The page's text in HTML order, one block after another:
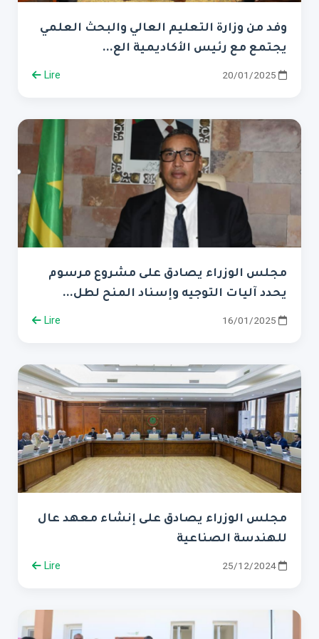
وفد من وزارة التعليم العالي والبحث العلمي
يجتمع مع رئيس الأكاديمية الع...
20/01/2025
Lire
مجلس الوزراء يصادق على مشروع مرسوم
يحدد آليات التوجيه وإسناد المنح لطل...
16/01/2025
Lire
مجلس الوزراء يصادق على إنشاء معهد عال
للهندسة الصناعية
25/12/2024
Lire